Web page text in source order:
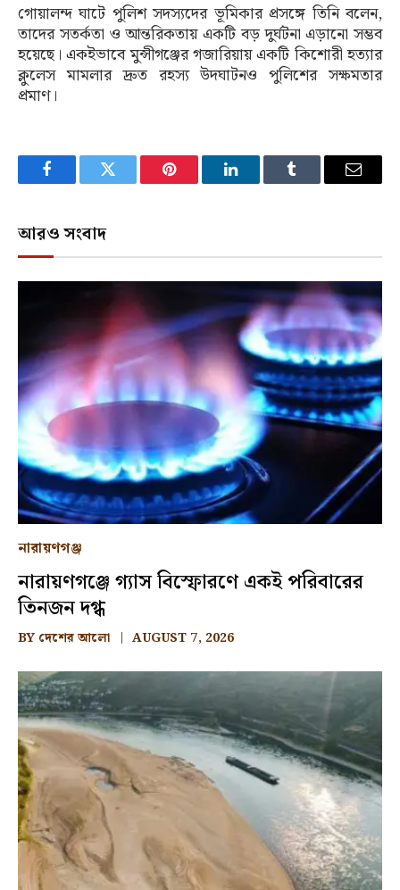
গোয়ালন্দ ঘাটে পুলিশ সদস্যদের ভূমিকার প্রসঙ্গে তিনি বলেন,
তাদের সতর্কতা ও আন্তরিকতায় একটি বড় দুর্ঘটনা এড়ানো সম্ভব
হয়েছে। একইভাবে মুন্সীগঞ্জের গজারিয়ায় একটি কিশোরী হত্যার
ক্লুলেস মামলার দ্রুত রহস্য উদঘাটনও পুলিশের সক্ষমতার
প্রমাণ।
FacebookTwitter Pinterest LinkedInTumblr Email
আরও সংবাদ
নারায়ণগঞ্জ
নারায়ণগঞ্জে গ্যাস বিস্ফোরণে একই পরিবারের
তিনজন দগ্ধ
BY দেশের আলো AUGUST 7, 2026